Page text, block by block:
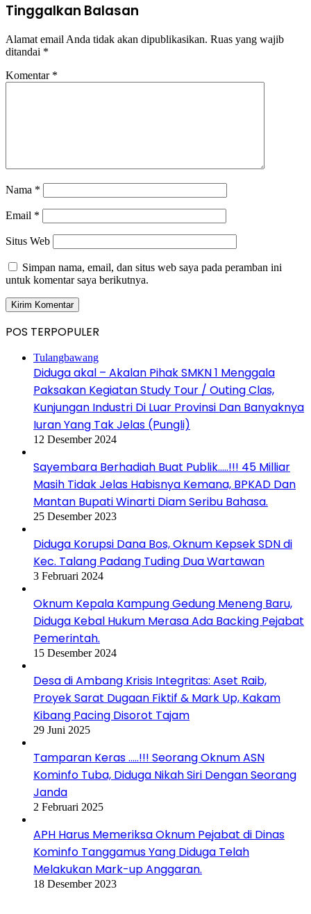
Tinggalkan Balasan
Alamat email Anda tidak akan dipublikasikan. Ruas yang wajib
ditandai *
Komentar *
Nama *
Email *
Situs Web
Simpan nama, email, dan situs web saya pada peramban ini
untuk komentar saya berikutnya.
POS TERPOPULER
Tulangbawang
Diduga akal – Akalan Pihak SMKN 1 Menggala
Paksakan Kegiatan Study Tour / Outing Clas,
Kunjungan Industri Di Luar Provinsi Dan Banyaknya
Iuran Yang Tak Jelas (Pungli)
12 Desember 2024
Sayembara Berhadiah Buat Publik…..!!! 45 Milliar
Masih Tidak Jelas Habisnya Kemana, BPKAD Dan
Mantan Bupati Winarti Diam Seribu Bahasa.
25 Desember 2023
Diduga Korupsi Dana Bos, Oknum Kepsek SDN di
Kec. Talang Padang Tuding Dua Wartawan
3 Februari 2024
Oknum Kepala Kampung Gedung Meneng Baru,
Diduga Kebal Hukum Merasa Ada Backing Pejabat
Pemerintah.
15 Desember 2024
Desa di Ambang Krisis Integritas: Aset Raib,
Proyek Sarat Dugaan Fiktif & Mark Up, Kakam
Kibang Pacing Disorot Tajam
29 Juni 2025
Tamparan Keras …..!!! Seorang Oknum ASN
Kominfo Tuba, Diduga Nikah Siri Dengan Seorang
Janda
2 Februari 2025
APH Harus Memeriksa Oknum Pejabat di Dinas
Kominfo Tanggamus Yang Diduga Telah
Melakukan Mark-up Anggaran.
18 Desember 2023